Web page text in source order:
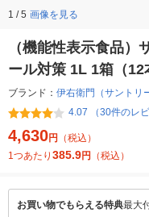
1 / 5 画像を見る
（機能性表示食品）
ール対策 1L 1箱（12
ブランド： 伊右衛門（サントリ
4.07 （30件のレビ
4,630円
（税込）
1つあたり 385.9円 （税込）
お買い物でもらえる特典最大